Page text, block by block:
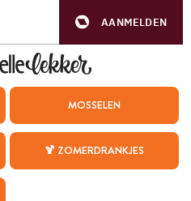
AANMELDEN
MOSSELEN
🍹 ZOMERDRANKJES